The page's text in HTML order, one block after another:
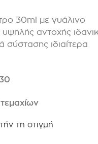
30ml με γυάλινο
αντοχής
σύστασης ιδιαίτερα
τεμαχίων
τη στιγμή